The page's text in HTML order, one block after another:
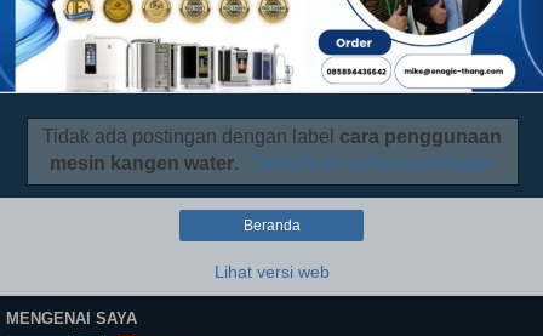
Tidak ada postingan dengan label cara penggunaan
mesin kangen water. Tampilkan semua postingan
Beranda
Lihat versi web
MENGENAI SAYA